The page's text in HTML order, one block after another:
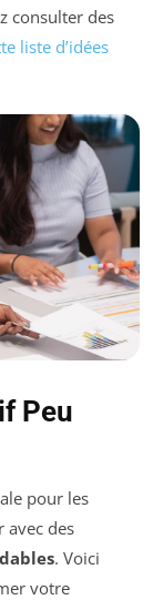
consulter des
liste d’idées
Peu
pour les
avec des
. Voici
votre